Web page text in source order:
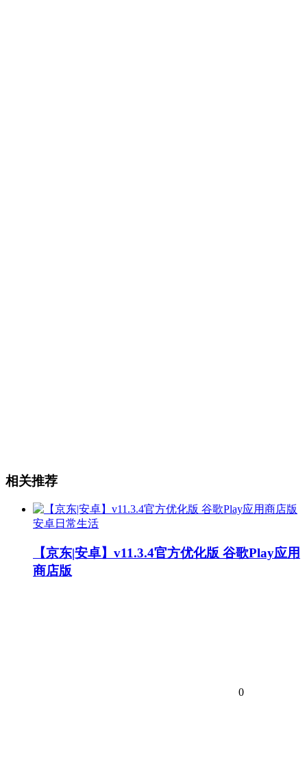
相关推荐
安卓日常生活
【京东|安卓】v11.3.4官方优化版 谷歌Play应用
商店版
0